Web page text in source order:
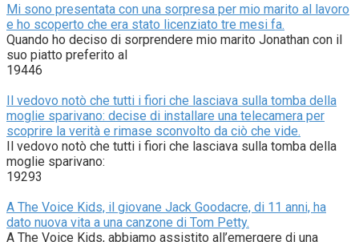
Mi sono presentata con una sorpresa per mio marito al lavoro
e ho scoperto che era stato licenziato tre mesi fa.
Quando ho deciso di sorprendere mio marito Jonathan con il
suo piatto preferito al
19446
Il vedovo notò che tutti i fiori che lasciava sulla tomba della
moglie sparivano: decise di installare una telecamera per
scoprire la verità e rimase sconvolto da ciò che vide.
Il vedovo notò che tutti i fiori che lasciava sulla tomba della
moglie sparivano:
19293
A The Voice Kids, il giovane Jack Goodacre, di 11 anni, ha
dato nuova vita a una canzone di Tom Petty.
A The Voice Kids, abbiamo assistito all’emergere di una